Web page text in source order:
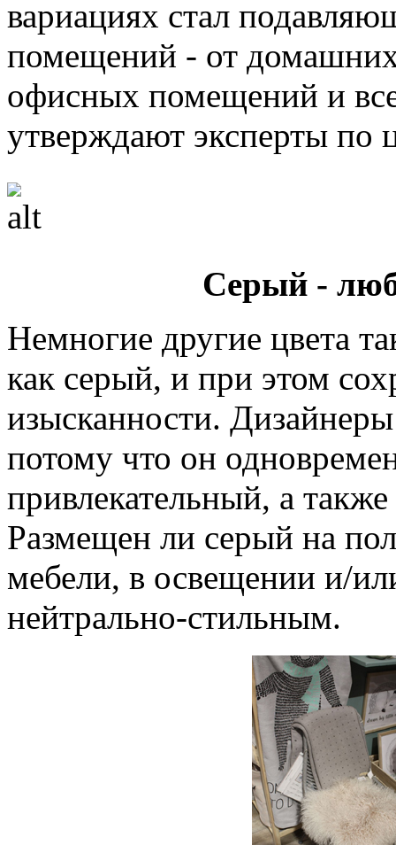
вариациях стал
помещений - от
офисных помещений и
утверждают эксперты по
Серый -
Немногие другие цвета
как серый, и при этом
изысканности.
потому что он
привлекательный, а
Размещен ли серый на
мебели, в освещении и/
нейтрально-стильным.